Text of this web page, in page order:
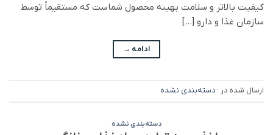
کیفیت بالاتر و سلامت بهینه محصول شماست که مستقیماً توسط
سازمان غذا و دارو […]
ادامه →
ارسال شده در : دسته‌بندی نشده
دسته‌بندی نشده